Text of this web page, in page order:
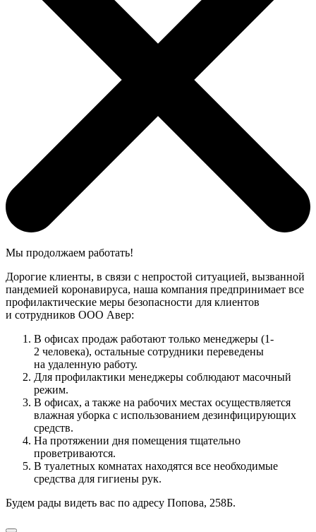
Мы продолжаем работать!
Дорогие клиенты, в связи с непростой ситуацией, вызванной
пандемией коронавируса, наша компания предпринимает все
профилактические меры безопасности для клиентов
и сотрудников ООО Авер:
В офисах продаж работают только менеджеры (1-
2 человека), остальные сотрудники переведены
на удаленную работу.
Для профилактики менеджеры соблюдают масочный
режим.
В офисах, а также на рабочих местах осуществляется
влажная уборка с использованием дезинфицирующих
средств.
На протяжении дня помещения тщательно
проветриваются.
В туалетных комнатах находятся все необходимые
средства для гигиены рук.
Будем рады видеть вас по адресу Попова, 258Б.